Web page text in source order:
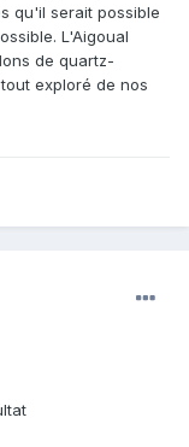
qu'il serait possible
L'Aigoual
de quartz-
exploré de nos